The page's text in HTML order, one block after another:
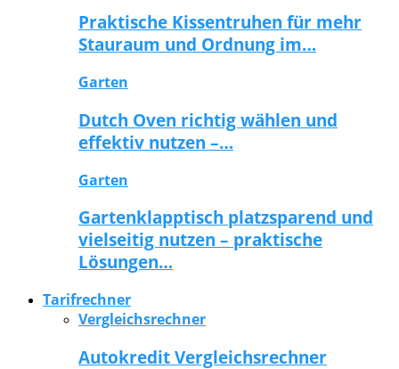
Praktische Kissentruhen für mehr
Stauraum und Ordnung im…
Garten
Dutch Oven richtig wählen und
effektiv nutzen –…
Garten
Gartenklapptisch platzsparend und
vielseitig nutzen – praktische
Lösungen…
Tarifrechner
Vergleichsrechner
Autokredit Vergleichsrechner